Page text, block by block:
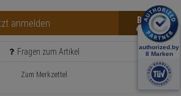
anmelden B2B
Fragen zum Artikel
Zum Merkzettel